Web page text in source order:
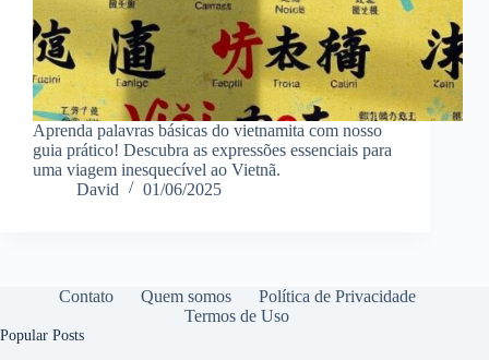
Aprenda palavras básicas do vietnamita com nosso
guia prático! Descubra as expressões essenciais para
uma viagem inesquecível ao Vietnã.
David
01/06/2025
Contato Quem somos
Política de Privacidade
Termos de Uso
Popular Posts